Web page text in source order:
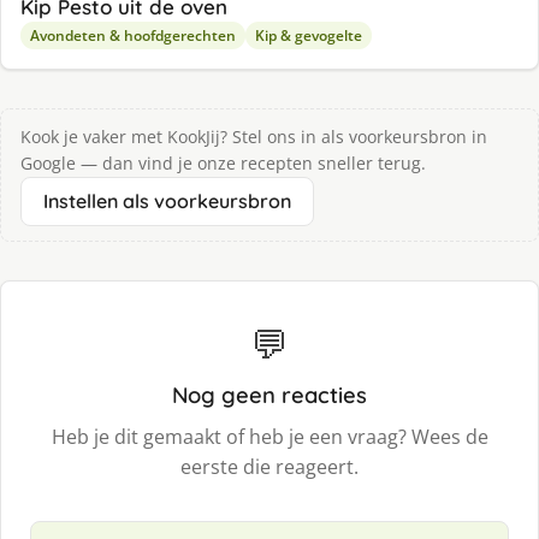
Kip Pesto uit de oven
Avondeten & hoofdgerechten Kip & gevogelte
Kook je vaker met KookJij? Stel ons in als voorkeursbron in
Google — dan vind je onze recepten sneller terug.
Instellen als voorkeursbron
💬
Nog geen reacties
Heb je dit gemaakt of heb je een vraag? Wees de
eerste die reageert.